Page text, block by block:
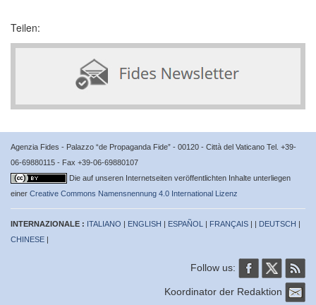
Teilen:
Agenzia Fides - Palazzo “de Propaganda Fide” - 00120 - Città del Vaticano Tel. +39-
06-69880115 - Fax +39-06-69880107
Die auf unseren Internetseiten veröffentlichten Inhalte unterliegen
einer Creative Commons Namensnennung 4.0 International Lizenz
INTERNAZIONALE : ITALIANO | ENGLISH | ESPAÑOL | FRANÇAIS | | DEUTSCH |
CHINESE |
Follow us:
Koordinator der Redaktion